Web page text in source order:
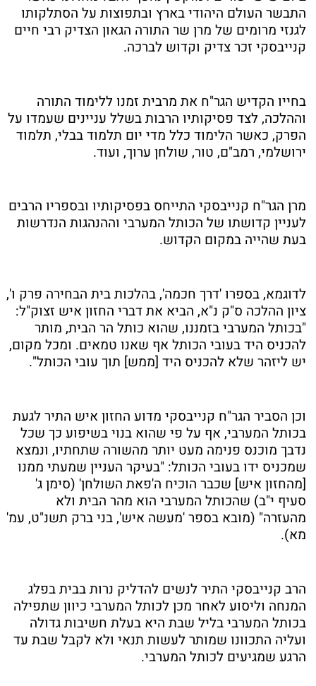
התבשר העולם היהודי בארץ ובתפוצות על הסתלקותו
לגנזי מרומים של מרן שר התורה הגאון הצדיק רבי חיים
קנייבסקי זכר צדיק וקדוש לברכה.
בחייו הקדיש הגר"ח את מרבית זמנו ללימוד התורה
וההלכה, לצד פסיקותיו הרבות בשלל עניינים שעמדו על
הפרק, כאשר הלימוד כלל מדי יום תלמוד בבלי, תלמוד
ירושלמי, רמב"ם, טור, שולחן ערוך, ועוד.
מרן הגר"ח קנייבסקי התייחס בפסיקותיו ובספריו הרבים
לעניין קדושתו של הכותל המערבי וההנהגות הנדרשות
בעת שהייה במקום הקדוש.
לדוגמא, בספרו 'דרך חכמה', בהלכות בית הבחירה פרק ו',
ציון ההלכה ס"ק נ"א, הביא את דברי החזון איש זצוק"ל:
"בכותל המערבי בזמננו, שהוא כותל הר הבית, מותר
להכניס היד בעובי הכותל אף שאנו טמאים. ומכל מקום,
יש ליזהר שלא להכניס היד [ממש] תוך עובי הכותל".
וכן הסביר הגר"ח קנייבסקי מדוע החזון איש התיר לגעת
בכותל המערבי, אף על פי שהוא בנוי בשיפוע כך שכל
נדבך מוכנס פנימה מעט יותר מהשורה שתחתיו, ונמצא
שמכניס ידו בעובי הכותל: "בעיקר העניין שמעתי ממנו
[מהחזון איש] שכבר הוכיח ה'פאת השולחן' (סימן ג'
סעיף י"ב) שהכותל המערבי הוא מהר הבית ולא
מהעזרה" (מובא בספר 'מעשה איש', בני ברק תשנ"ט, עמ'
מא).
הרב קנייבסקי התיר לנשים להדליק נרות בבית בפלג
המנחה וליסוע לאחר מכן לכותל המערבי כיוון שתפילה
בכותל המערבי בליל שבת היא בעלת חשיבות גדולה
ועליה התכוונו שמותר לעשות תנאי ולא לקבל שבת עד
הרגע שמגיעים לכותל המערבי.